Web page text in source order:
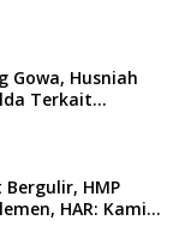
Gowa, Husniah
Terkait
HMP
HAR: Kami